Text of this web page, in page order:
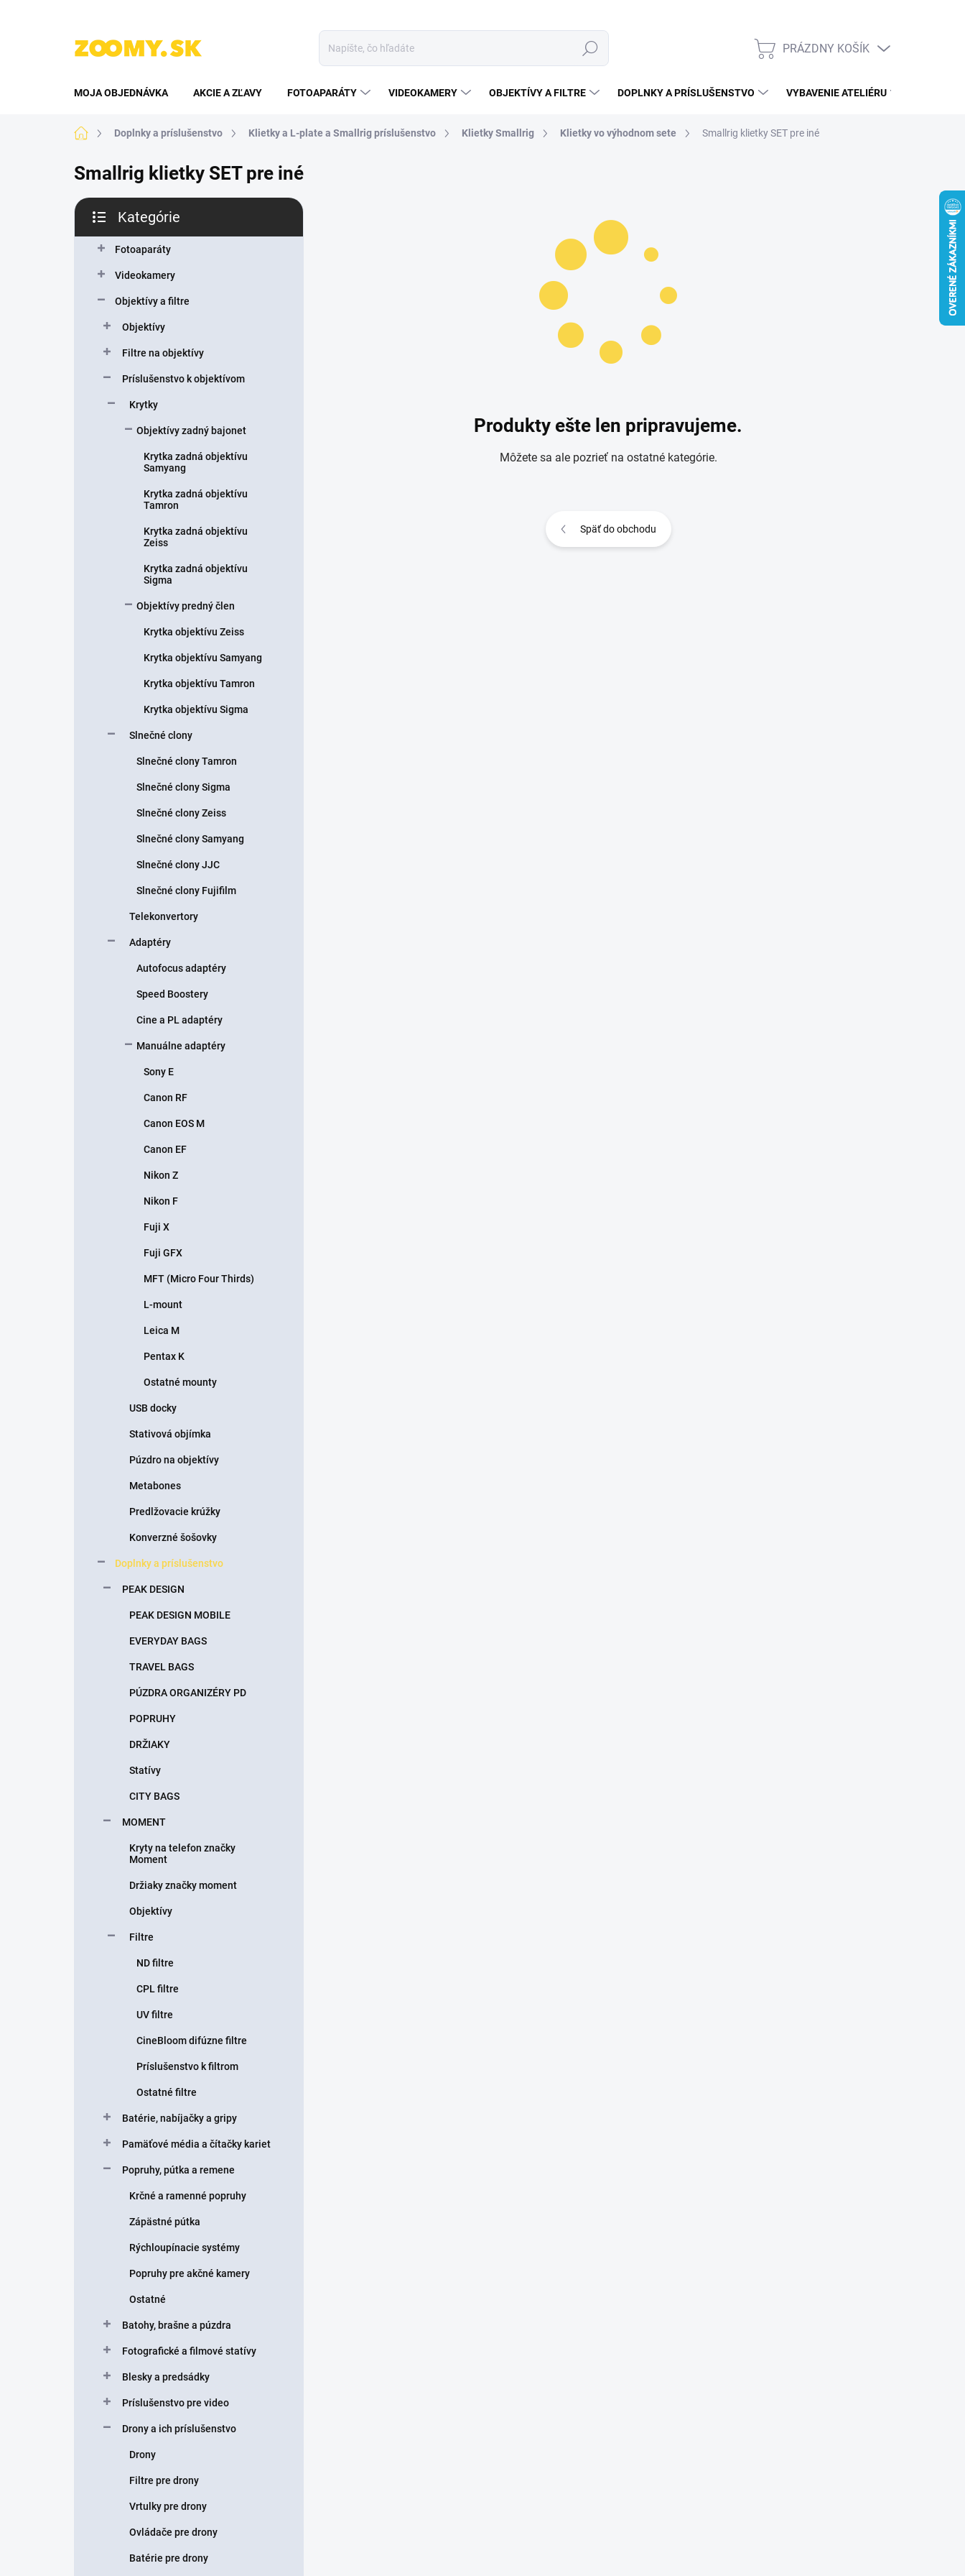
Hľadať
NÁKUPNÝ
PRÁZDNY KOŠÍK
MOJA OBJEDNÁVKA AKCIE A ZĽAVY FOTOAPARÁTY VIDEOKAMERY OBJEKTÍVY A FILTRE DOPLNKY A PRÍSLUŠENSTVO VYBAVENIE ATELIÉRU
DomovDoplnky a príslušenstvo Klietky a L-plate a Smallrig príslušenstvo Klietky Smallrig Klietky vo výhodnom sete Smallrig klietky SET pre iné
Smallrig klietky SET pre iné
B
č
kategórie
Kategórie
Fotoaparáty
Videokamery
Objektívy a filtre
Objektívy
Filtre na objektívy
Príslušenstvo k objektívom
Krytky
Objektívy zadný bajonet
Krytka zadná objektívu
Samyang
Krytka zadná objektívu
Tamron
Krytka zadná objektívu
Zeiss
Krytka zadná objektívu
Sigma
Objektívy predný člen
Krytka objektívu Zeiss
Krytka objektívu Samyang
Krytka objektívu Tamron
Krytka objektívu Sigma
Slnečné clony
Slnečné clony Tamron
Slnečné clony Sigma
Slnečné clony Zeiss
Slnečné clony Samyang
Slnečné clony JJC
Slnečné clony Fujifilm
Telekonvertory
Adaptéry
Autofocus adaptéry
Speed Boostery
Cine a PL adaptéry
Manuálne adaptéry
Sony E
Canon RF
Canon EOS M
Canon EF
Nikon Z
Nikon F
Fuji X
Fuji GFX
MFT (Micro Four Thirds)
L-mount
Leica M
Pentax K
Ostatné mounty
USB docky
Stativová objímka
Púzdro na objektívy
Metabones
Predlžovacie krúžky
Konverzné šošovky
Doplnky a príslušenstvo
PEAK DESIGN
PEAK DESIGN MOBILE
EVERYDAY BAGS
TRAVEL BAGS
PÚZDRA ORGANIZÉRY PD
POPRUHY
DRŽIAKY
Statívy
CITY BAGS
MOMENT
Kryty na telefon značky
Moment
Držiaky značky moment
Objektívy
Filtre
ND filtre
CPL filtre
UV filtre
CineBloom difúzne filtre
Príslušenstvo k filtrom
Ostatné filtre
Batérie, nabíjačky a gripy
Pamäťové média a čítačky kariet
Popruhy, pútka a remene
Krčné a ramenné popruhy
Zápästné pútka
Rýchloupínacie systémy
Popruhy pre akčné kamery
Ostatné
Batohy, brašne a púzdra
Fotografické a filmové statívy
Blesky a predsádky
Príslušenstvo pre video
Drony a ich príslušenstvo
Drony
Filtre pre drony
Vrtulky pre drony
Ovládače pre drony
Batérie pre drony
Produkty ešte len pripravujeme.
Môžete sa ale pozrieť na ostatné kategórie.
Späť do obchodu